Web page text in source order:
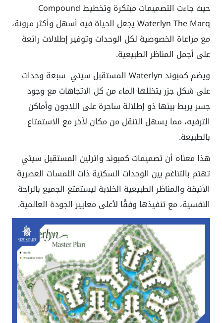
حيث جاءت التصميمات مبتكرة وتخطيط Compound
Waterlyn The Marq يجعل الحياة فيه أسهل وأكثر مرونة،
مع مراعاة الخصوصية لكل الوحدات وتوفير إطلالات رائعة
على أجمل المناظر الطبيعية.
ويضم كمبوند Waterlyn المستقبل سيتي سبعة وحدات
على شكل جزر يتخللها الماء من كل الاتجاهات مع وجود
جسر يربط بينها ذو إطلالة ساحرة على اللاجون وأماكن
الترفيه، مما يسهل التنقل من مكان لآخر مع الاستمتاع
بالطبيعة.
هذا معناه أن تصميمات كمبوند واترلين المستقبل سيتي
تهتم بالتناغم بين الوحدات السكنية ذات اللمسات العصرية
الأنيقة والمناظر الطبيعية الخلابة ليستمتع الجميع بالراحة
النفسية، مع تنفيذها وفقًا لأعلى معايير الجودة العالمية.